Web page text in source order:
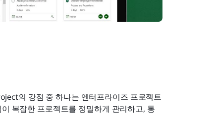
의 강점 중 하나는 엔터프라이즈 프로젝트
복잡한 프로젝트를 정밀하게 관리하고, 통